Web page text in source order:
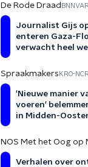
De Rode Draad
Journalist Gijs
enteren Gaza-
verwacht heel
Spraakmakers KRO-
'Nieuwe manier
voeren'
in Midden-
NOS Met het Oog op
Verhalen over